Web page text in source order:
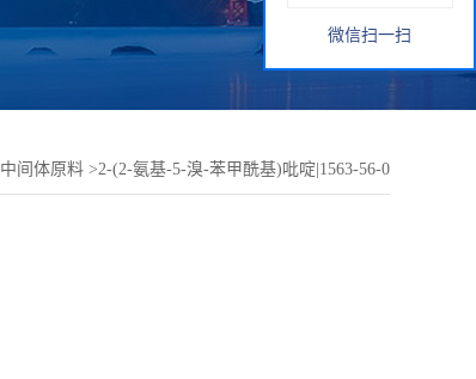
中间体原料 >2-(2-氨基-5-溴-苯甲酰基)吡啶|1563-56-0
微信扫一扫